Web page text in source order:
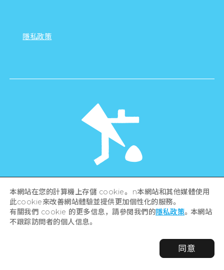
隱私政策
Hiroshima Prefecture / Hiroshima City .
All rights reserved
本網站在您的計算機上存儲 cookie。 n本網站和其他媒體使用
此cookie來改善網站體驗並提供更加個性化的服務。
有關我們 cookie 的更多信息，請參閱我們的隱私政策。本網站
不跟踪訪問者的個人信息。
同意